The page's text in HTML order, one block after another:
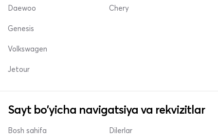
Daewoo Chery
Genesis
Volkswagen
Jetour
Sayt bo'yicha navigatsiya va rekvizitlar
Bosh sahifa Dilerlar